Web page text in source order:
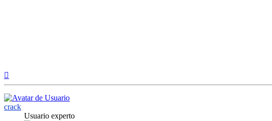
crack
Usuario experto